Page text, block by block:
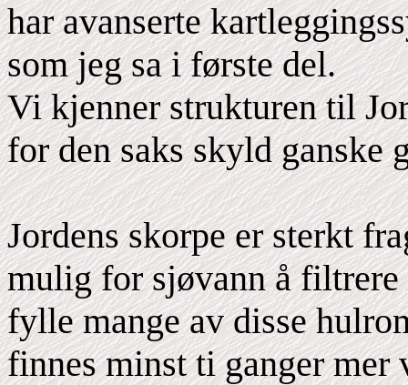
har avanserte
som jeg sa i første del.
Vi kjenner strukturen til
for den saks skyld ganske
Jordens skorpe er sterkt
mulig for sjøvann å filtrere
fylle mange av disse
finnes minst ti ganger mer